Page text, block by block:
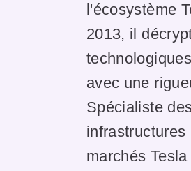
l'écosystème
2013, il
avec une
Spécialiste
marchés